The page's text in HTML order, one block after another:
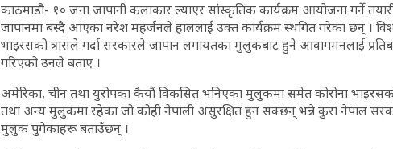
काठमाडौ- १० जना जापानी कलाकार ल्याएर सांस्कृतिक कार्यक्रम आयोजना गर्ने
जापानमा बस्दै आएका नरेश महर्जनले हाललाई उक्त कार्यक्रम स्थगित गरेका छन् ।
भाइरसको त्रासले गर्दा सरकारले जापान लगायतका मुलुकबाट हुने आवागमनलाई
गरिएको उनले बताए ।
अमेरिका, चीन तथा युरोपका कैयौं विकसित भनिएका मुलुकमा समेत कोरोना
तथा अन्य मुलुकमा रहेका जो कोही नेपाली असुरक्षित हुन सक्छन् भन्ने कुरा नेपाल
मुलुक पुगेकाहरू बताउँछन् ।